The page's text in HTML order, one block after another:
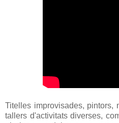
Titelles improvisades, pintors,
tallers d'activitats diverses,